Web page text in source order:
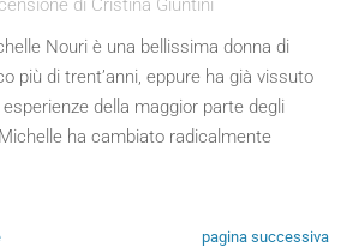
di Cristina Giuntini
Nouri è una bellissima donna di
più di trent’anni, eppure ha già vissuto
esperienze della maggior parte degli
ha cambiato radicalmente
pagina successiva